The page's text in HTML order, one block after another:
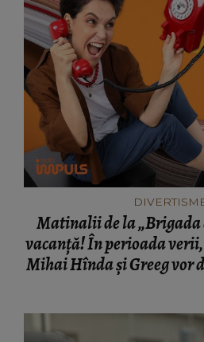
Matinalii de la „Brigada
vacanță! În perioada
Mihai Hînda și Greeg vor da, pe rând, trezirea